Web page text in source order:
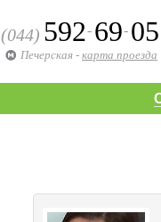
(044) 592- 69- 05
Печерская - карта проезда